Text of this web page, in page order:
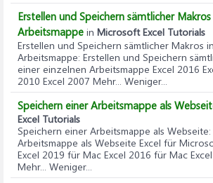
Erstellen und Speichern sämtlicher
Arbeitsmappe in Microsoft Excel Tutorials
Erstellen und Speichern sämtlicher Makros
Arbeitsmappe: Erstellen und Speichern
einer einzelnen Arbeitsmappe Excel 2016
2010 Excel 2007 Mehr... Weniger...
Speichern einer Arbeitsmappe als
Excel Tutorials
Speichern einer Arbeitsmappe als Webseite
Arbeitsmappe als Webseite Excel für
Excel 2019 für Mac Excel 2016 für Mac
Mehr... Weniger...